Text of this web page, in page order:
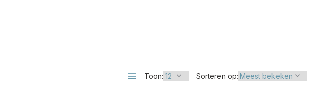
Toon: Sorteren op: